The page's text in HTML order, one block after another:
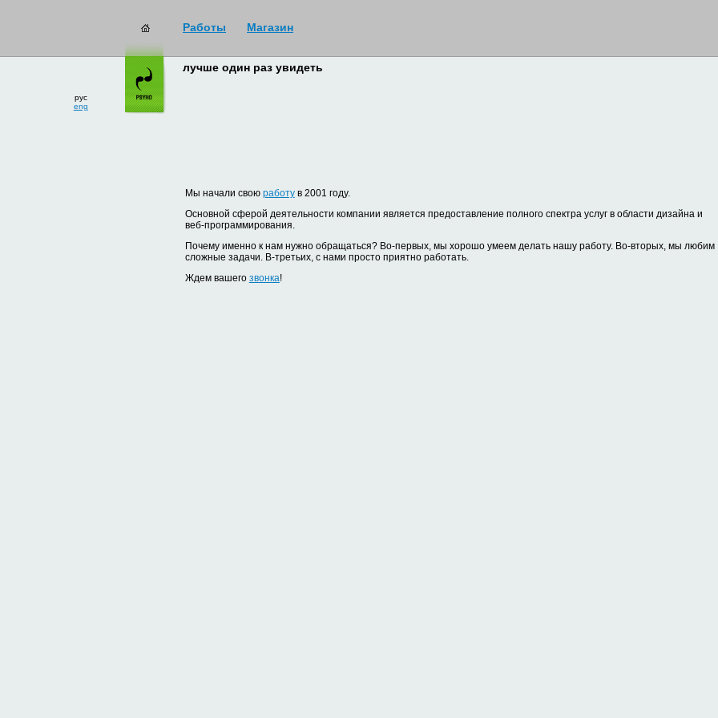
Работы Магазин
рус
eng
лучше один раз увидеть
Мы начали свою работув 2001 году.
Основной сферой деятельности компании является предоставление полного спектра услуг в области дизайна и
веб-программирования.
Почему именно к нам нужно обращаться? Во-первых, мы хорошо умеем делать нашу работу. Во-вторых, мы любим
сложные задачи. В-третьих, с нами просто приятно работать.
Ждем вашего звонка!